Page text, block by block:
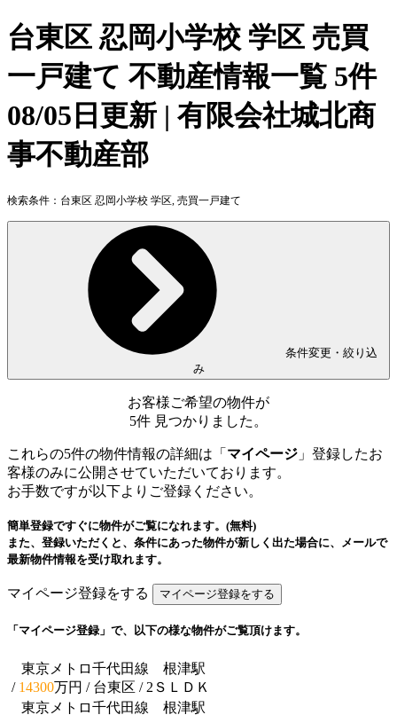
台東区 忍岡小学校 学区 売買
一戸建て 不動産情報一覧 5件
08/05日更新 | 有限会社城北商
事不動産部
検索条件： 台東区 忍岡小学校 学区, 売買一戸建て
条件変更・絞り込
み
お客様ご希望の物件が
5件 見つかりました。
これらの5件の物件情報の詳細は「 マイページ 」登録したお
客様のみに公開させていただいております。
お手数ですが以下よりご登録ください。
簡単登録ですぐに物件がご覧になれます。(無料)
また、登録いただくと、条件にあった物件が新しく出た場合に、メールで
最新物件情報を受け取れます。
マイページ登録をする
「マイページ登録」で、以下の様な物件がご覧頂けます。
東京メトロ千代田線 根津駅
/ 14300万円 / 台東区 / 2ＳＬＤＫ
東京メトロ千代田線 根津駅